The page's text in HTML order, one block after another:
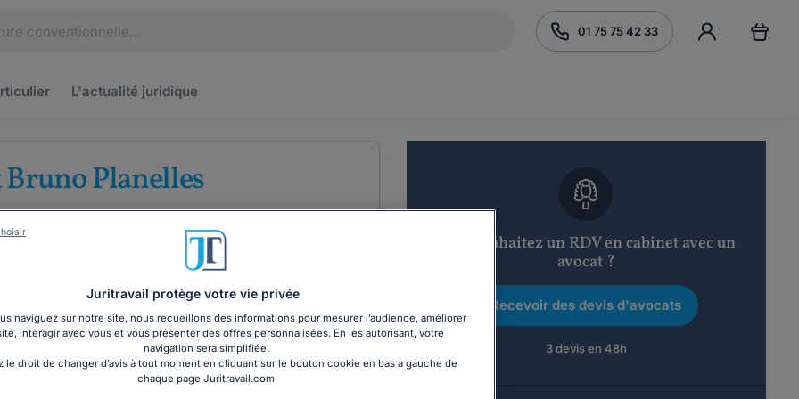
01 75 75 42 33
L'actualité juridique
Planelles
au barreau de Paris
COORDONNÉES
Vous souhaitez un RDV en cabinet avec un
avocat ?
Recevoir des devis d'avocats
3 devis en 48h
Juritravail protège votre vie privée
naviguez sur notre site, nous recueillons des informations pour mesurer l’audience, améliorer
interagir avec vous et vous présenter des offres personnalisées. En les autorisant, votre
navigation sera simplifiée.
le droit de changer d’avis à tout moment en cliquant sur le bouton cookie en bas à gauche de
chaque page Juritravail.com